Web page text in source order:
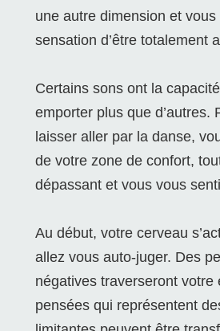
une autre dimension et vous
sensation d’être totalement
Certains sons ont la
emporter plus que d’autres.
laisser aller par la danse,
de votre zone de confort,
dépassant et vous vous
Au début, votre cerveau
allez vous auto-juger. Des
négatives traverseront votre
pensées qui représentent